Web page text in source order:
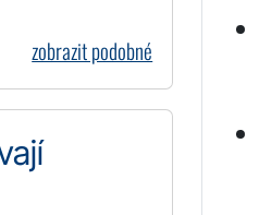
zobrazit podobné